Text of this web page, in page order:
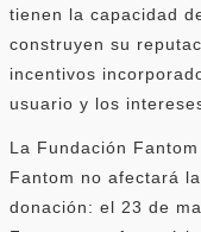
tienen la capacidad
construyen su
incentivos
usuario y los
La Fundación
Fantom no afectará
donación: el 23 de